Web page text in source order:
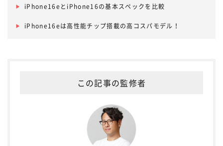
約した場合
※ahamoはお申込みからサポートまで、オンラインにて受付するプ
iPhone16eとiPhone16の基本スペックを比較
iPhone16eは高性能チップ搭載の高コスパモデル！
この記事の監修者